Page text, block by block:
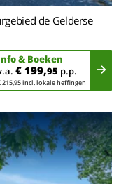
de Gelderse
& Boeken
€ 199,95 p.p.
215,95 incl. lokale heffingen